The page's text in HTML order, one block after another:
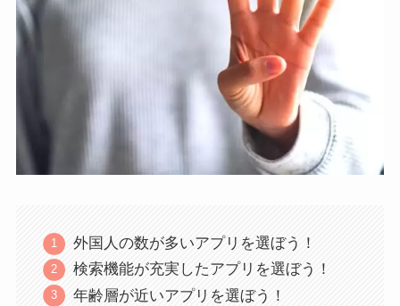
外国人の数が多いアプリを選ぼう！
検索機能が充実したアプリを選ぼう！
年齢層が近いアプリを選ぼう！